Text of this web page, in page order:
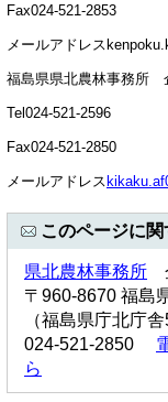
Fax024-521-2853
メールアドレス
福島県県北農林事務
Tel024-521-2596
Fax024-521-2850
メールアドレス
このページに
県北農林事務所
〒960-8670 福島
（福島県庁北庁
024-521-2850
ら